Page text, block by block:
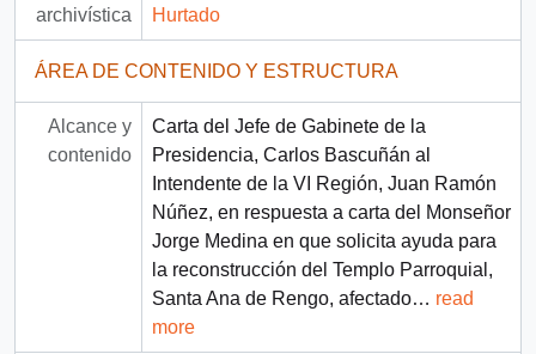
archivística Hurtado
ÁREA DE CONTENIDO Y ESTRUCTURA
Alcance y
contenido
Carta del Jefe de Gabinete de la
Presidencia, Carlos Bascuñán al
Intendente de la VI Región, Juan Ramón
Núñez, en respuesta a carta del Monseñor
Jorge Medina en que solicita ayuda para
la reconstrucción del Templo Parroquial,
Santa Ana de Rengo, afectado… read
more